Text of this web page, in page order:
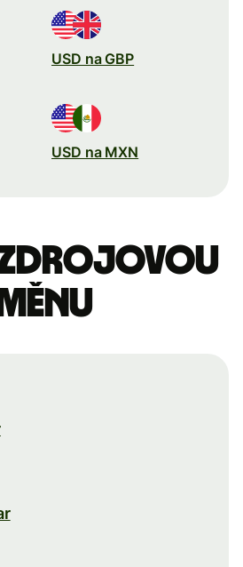
USD na GBP
USD na MXN
zdrojovou
měnu